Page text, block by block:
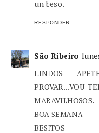
un beso.
RESPONDER
São Ribeiro
LINDOS
PROVAR...VOU
MARAVILHOSOS.
BOA SEMANA
BESITOS